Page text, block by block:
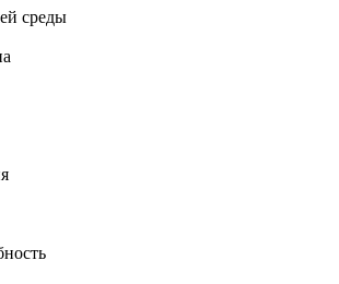
среды